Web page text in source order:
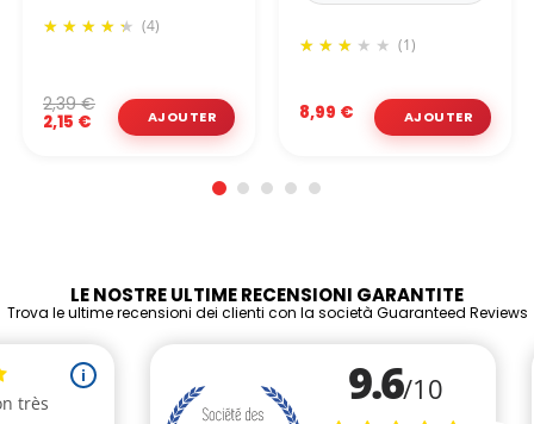
(4)
2,15 €
2,39 €
(1)
8,99 €
LE NOSTRE ULTIME RECENSIONI GARANTITE
Trova le ultime recensioni dei clienti con la società Guaranteed Reviews